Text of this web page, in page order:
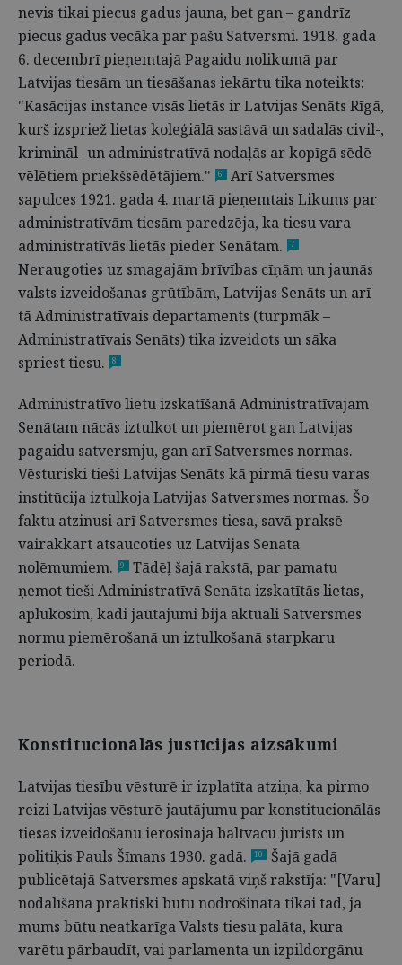
nevis tikai piecus gadus jauna, bet gan – gandrīz
piecus gadus vecāka par pašu Satversmi. 1918. gada
6. decembrī pieņemtajā Pagaidu nolikumā par
Latvijas tiesām un tiesāšanas iekārtu tika noteikts:
"Kasācijas instance visās lietās ir Latvijas Senāts Rīgā,
kurš izspriež lietas koleģiālā sastāvā un sadalās civil-,
krimināl- un administratīvā nodaļās ar kopīgā sēdē
vēlētiem priekšsēdētājiem."
6
Arī Satversmes
sapulces 1921. gada 4. martā pieņemtais Likums par
administratīvām tiesām paredzēja, ka tiesu vara
administratīvās lietās pieder Senātam.
7
Neraugoties uz smagajām brīvības cīņām un jaunās
valsts izveidošanas grūtībām, Latvijas Senāts un arī
tā Administratīvais departaments (turpmāk –
Administratīvais Senāts) tika izveidots un sāka
spriest tiesu.
8
Administratīvo lietu izskatīšanā Administratīvajam
Senātam nācās iztulkot un piemērot gan Latvijas
pagaidu satversmju, gan arī Satversmes normas.
Vēsturiski tieši Latvijas Senāts kā pirmā tiesu varas
institūcija iztulkoja Latvijas Satversmes normas. Šo
faktu atzinusi arī Satversmes tiesa, savā praksē
vairākkārt atsaucoties uz Latvijas Senāta
nolēmumiem.
9
Tādēļ šajā rakstā, par pamatu
ņemot tieši Administratīvā Senāta izskatītās lietas,
aplūkosim, kādi jautājumi bija aktuāli Satversmes
normu piemērošanā un iztulkošanā starpkaru
periodā.
Konstitucionālās justīcijas aizsākumi
Latvijas tiesību vēsturē ir izplatīta atziņa, ka pirmo
reizi Latvijas vēsturē jautājumu par konstitucionālās
tiesas izveidošanu ierosināja baltvācu jurists un
politiķis Pauls Šīmans 1930. gadā.
10
Šajā gadā
publicētajā Satversmes apskatā viņš rakstīja: "[Varu]
nodalīšana praktiski būtu nodrošināta tikai tad, ja
mums būtu neatkarīga Valsts tiesu palāta, kura
varētu pārbaudīt, vai parlamenta un izpildorgānu